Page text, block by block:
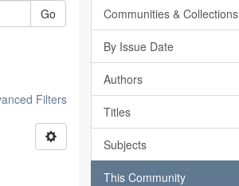
Go
Filters
Communities & Collections
By Issue Date
Authors
Titles
Subjects
This Community